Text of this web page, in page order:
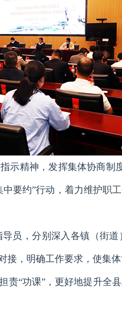
示精神，发挥集体协商制
要约”行动，着力维护职
员，分别深入各镇（街
，明确工作要求，使集
“功课”，更好地提升全